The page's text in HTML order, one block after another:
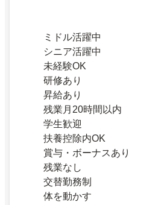
ミドル活躍中
シニア活躍中
未経験OK
研修あり
昇給あり
残業月20時間以内
学生歓迎
扶養控除内OK
賞与・ボーナスあり
残業なし
交替勤務制
体を動かす